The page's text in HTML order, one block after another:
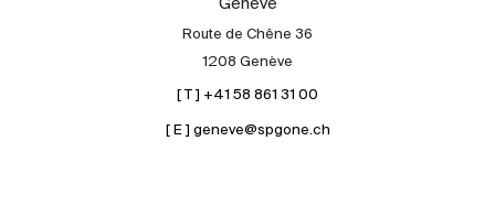
Genève
Route de Chêne 36
1208 Genève
[ T ] +41 58 861 31 00
[ E ] geneve@spgone.ch